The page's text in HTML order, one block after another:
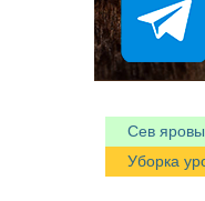
Сев яровых
Уборка